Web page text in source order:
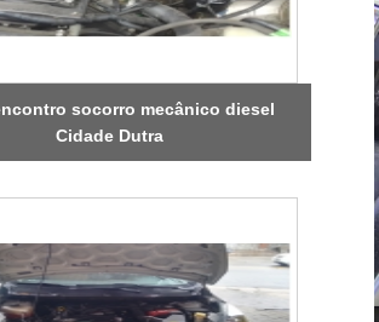
socorro mecânico diesel
Cidade Dutra